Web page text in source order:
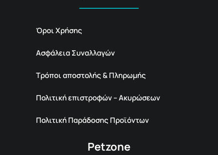
Όροι Χρήσης
Ασφάλεια Συναλλαγών
Τρόποι αποστολής & Πληρωμής
Πολιτική επιστροφών – Ακυρώσεων
Πολιτική Παράδοσης Προϊόντων
Petzone